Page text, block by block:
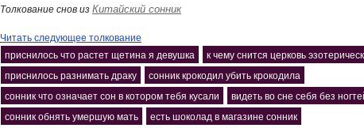
Толкование снов изКитайский сонник
Читать следующее толкование
приснилось что растет щетина я девушка
к чему снится церковь
приснилось разнимать драку
сонник крокодил убить крокодила
сонник что означает сон в котором тебя кусали
видеть во сне себя без
сонник обнять умершую мать
есть шоколад в магазине сонник